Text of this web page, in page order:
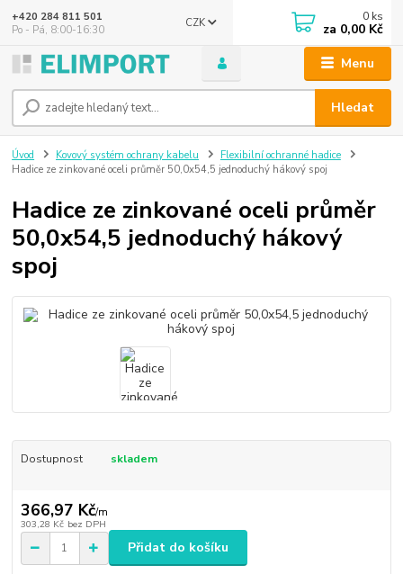
Menu
CZK
Hledat
+420 284 811 501
Po - Pá, 8:00-16:30
0 ks
za 0,00 Kč
Úvod Kovový systém ochrany kabelu
Flexibilní ochranné hadice
Hadice ze zinkované oceli průměr 50,0x54,5 jednoduchý hákový spoj
Hadice ze zinkované oceli průměr
50,0x54,5 jednoduchý hákový
spoj
Dostupnost skladem
366,97 Kč/m
303,28 Kč bez DPH
Přidat do košíku